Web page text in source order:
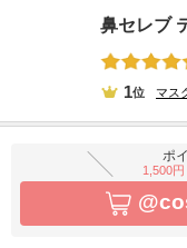
鼻セレブ
1位 マス
ポ
1,500